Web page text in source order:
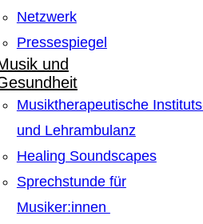
Netzwerk
Pressespiegel
und
Musiktherapeutische
und Lehrambulanz
Healing Soundscapes
Sprechstunde für
Musiker:innen